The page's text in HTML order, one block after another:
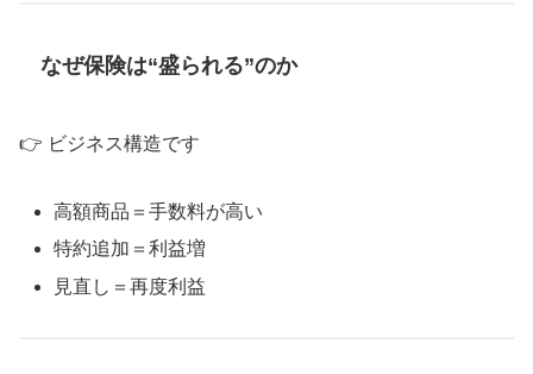
なぜ保険は“盛られる”のか
👉 ビジネス構造です
高額商品＝手数料が高い
特約追加＝利益増
見直し＝再度利益